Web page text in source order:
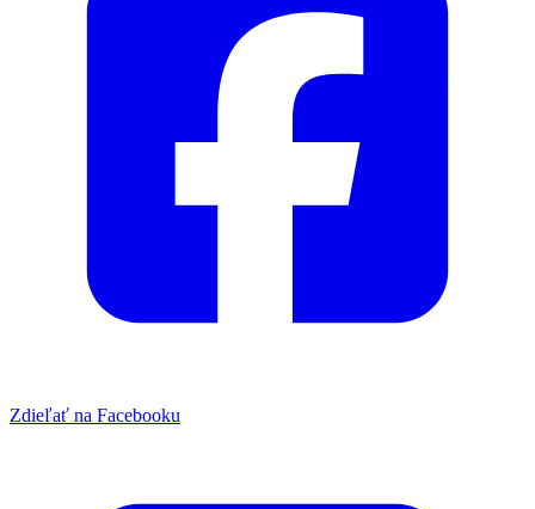
Zdieľať na Facebooku